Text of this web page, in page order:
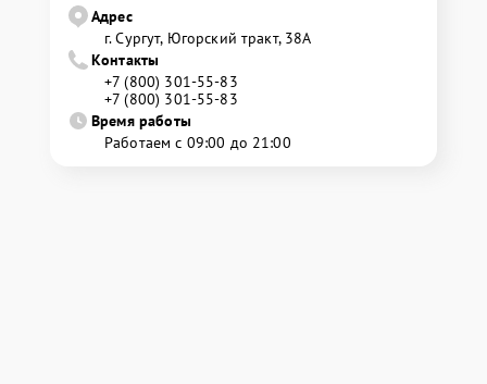
Адрес
г. Сургут, Югорский тракт, 38А
Контакты
+7 (800) 301-55-83
+7 (800) 301-55-83
Время работы
Работаем с 09:00 до 21:00